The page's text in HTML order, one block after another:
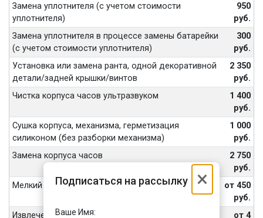
×
Подписаться на рассылку
Ваше Имя:
Замена уплотнителя (с учетом стоимости
уплотнителя)
950
руб.
Замена уплотнителя в процессе замены батарейки
(с учетом стоимости уплотнителя)
300
руб.
Установка или замена ранта, одной декоративной
детали/задней крышки/винтов
2 350
руб.
Чистка корпуса часов ультразвуком
1 400
руб.
Сушка корпуса, механизма, герметизация
силиконом (без разборки механизма)
1 000
руб.
Замена корпуса часов
2 750
руб.
Мелкий ремонт
от 450
руб.
Извлечение обломанных винтов, шпилек
от 4